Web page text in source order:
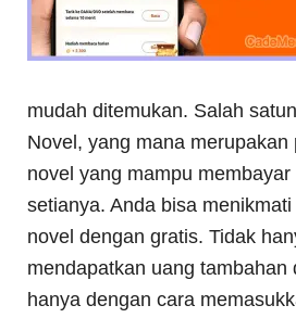
mudah ditemukan. Salah
Novel, yang mana merupakan
novel yang mampu membayar
setianya. Anda bisa
novel dengan gratis. Tidak
mendapatkan uang tambahan
hanya dengan cara